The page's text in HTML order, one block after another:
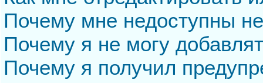
Почему мне недоступны
Почему я не могу
Почему я получил